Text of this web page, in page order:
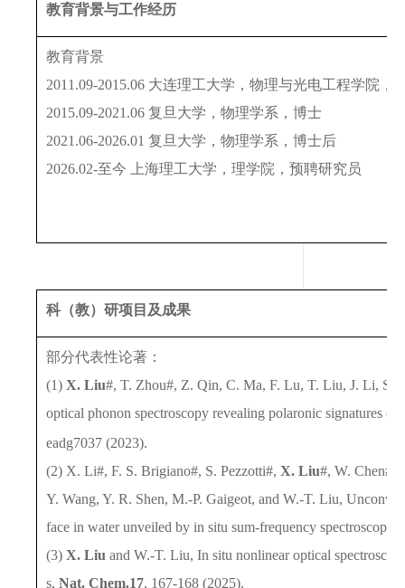
门
教育背景与工作经历
教育背景
2011.09-2015.06 大连理工大学，物理与光电工程学院，
2015.09-2021.06 复旦大学，物理学系，博士
2021.06-2026.01 复旦大学，物理学系，博士后
2026.02-至今 上海理工大学，理学院，预聘研究员
科（教）研项目及成果
部分代表性论著：
(1) X. Liu#, T. Zhou#, Z. Qin, C. Ma, F. Lu, T. Liu, J. Li, S.
optical phonon spectroscopy revealing polaronic signatures
eadg7037 (2023).
(2) X. Li#, F. S. Brigiano#, S. Pezzotti#, X. Liu#, W. Chen#,
Y. Wang, Y. R. Shen, M.-P. Gaigeot, and W.-T. Liu,
face in water unveiled by in situ sum-frequency spectroscopy,
(3) X. Liu and W.-T. Liu, In situ nonlinear optical
s, Nat. Chem.17, 167-168 (2025).